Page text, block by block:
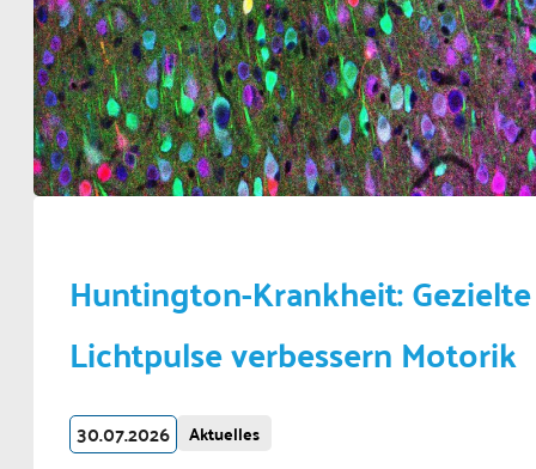
Huntington-Krankheit: Gezielte
Lichtpulse verbessern Motorik
30.07.2026 Aktuelles